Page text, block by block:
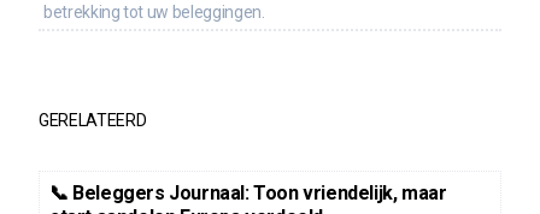
betrekking tot uw beleggingen.
GERELATEERD
📞 Beleggers Journaal: Toon vriendelijk, maar